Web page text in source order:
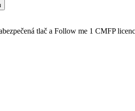
tlač a Follow me 1 CMFP